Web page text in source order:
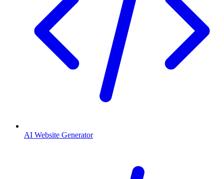
AI Website Generator